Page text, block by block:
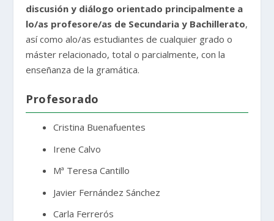
discusión y diálogo orientado principalmente a
lo/as profesore/as de Secundaria y Bachillerato,
así como alo/as estudiantes de cualquier grado o
máster relacionado, total o parcialmente, con la
enseñanza de la gramática.
Profesorado
Cristina Buenafuentes
Irene Calvo
Mª Teresa Cantillo
Javier Fernández Sánchez
Carla Ferrerós